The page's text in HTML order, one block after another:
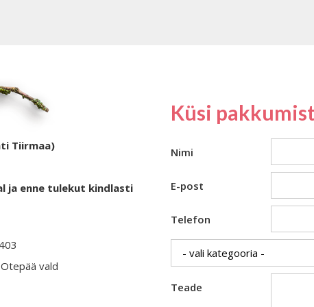
Tiirmaa)
ja enne tulekut kindlasti
vald
Küsi
Nimi
E-post
Telefon
Teade